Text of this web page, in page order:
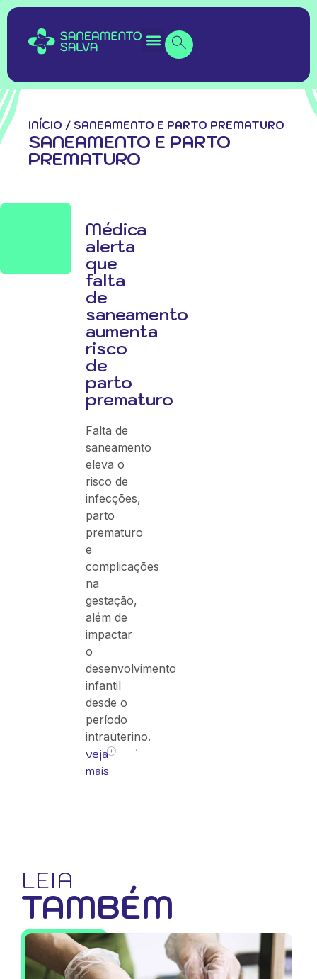
INÍCIO / SANEAMENTO E PARTO PREMATURO
SANEAMENTO E PARTO
PREMATURO
Médica
alerta
que
falta
de
saneamento
aumenta
risco
de
parto
prematuro
Falta de
saneamento
eleva o
risco de
infecções,
parto
prematuro
e
complicações
na
gestação,
além de
impactar
o
desenvolvimento
infantil
desde o
período
intrauterino.
veja
mais
LEIA
TAMBÉM